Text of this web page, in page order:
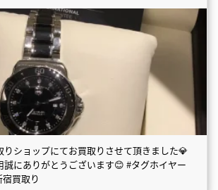
ショップにてお買取りさせて頂きました💎
誠にありがとうございます😊 #タグホイヤー
買取り